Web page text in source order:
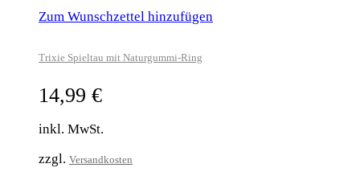
Zum Wunschzettel hinzufügen
Trixie Spieltau mit Naturgummi-Ring
14,99 €
inkl. MwSt.
zzgl. Versandkosten